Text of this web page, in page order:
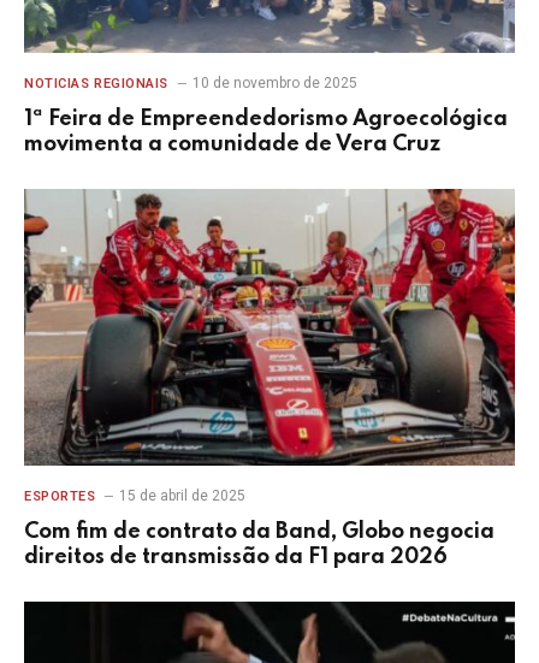
NOTICIAS REGIONAIS 10 de novembro de 2025
1ª Feira de Empreendedorismo Agroecológica
movimenta a comunidade de Vera Cruz
ESPORTES 15 de abril de 2025
Com fim de contrato da Band, Globo negocia
direitos de transmissão da F1 para 2026